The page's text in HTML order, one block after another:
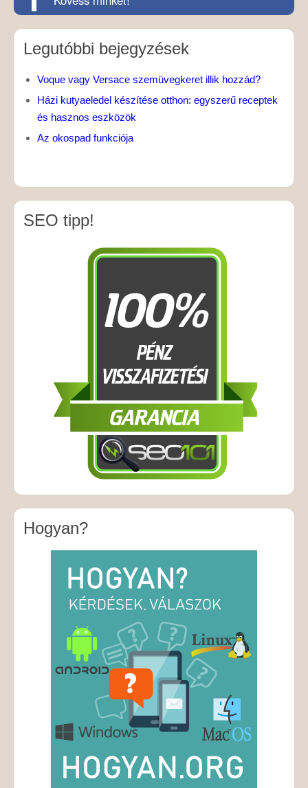
Legutóbbi bejegyzések
Voque vagy Versace szemüvegkeret illik hozzád?
Házi kutyaeledel készítése otthon: egyszerű receptek
és hasznos eszközök
Az okospad funkciója
SEO tipp!
Hogyan?